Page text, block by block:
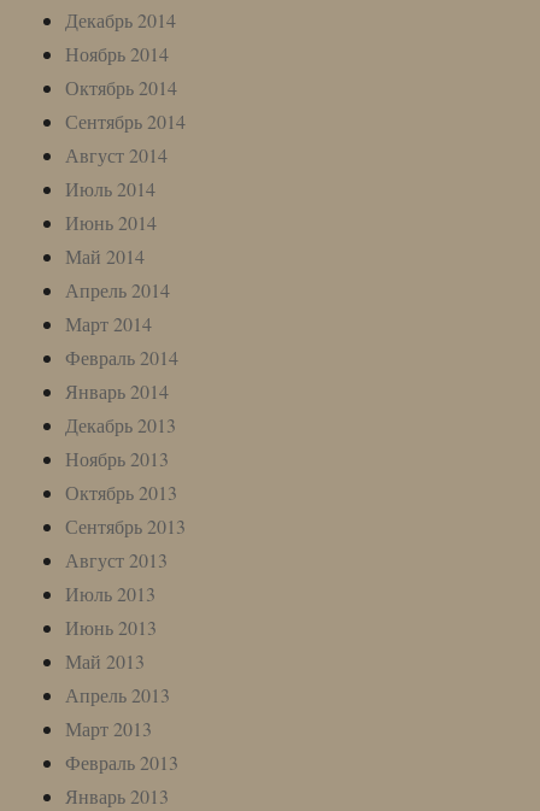
Декабрь 2014
Ноябрь 2014
Октябрь 2014
Сентябрь 2014
Август 2014
Июль 2014
Июнь 2014
Май 2014
Апрель 2014
Март 2014
Февраль 2014
Январь 2014
Декабрь 2013
Ноябрь 2013
Октябрь 2013
Сентябрь 2013
Август 2013
Июль 2013
Июнь 2013
Май 2013
Апрель 2013
Март 2013
Февраль 2013
Январь 2013